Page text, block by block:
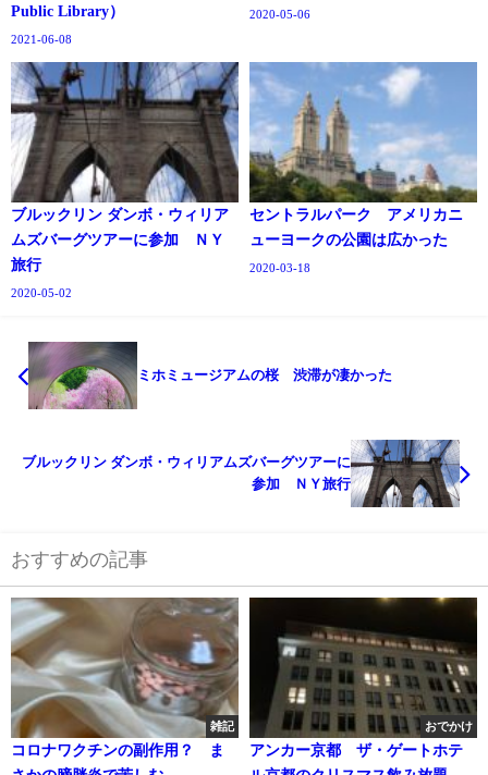
Public Library）
2021-06-08
2020-05-06
ブルックリン ダンボ・ウィリア
ムズバーグツアーに参加 ＮＹ
旅行
2020-05-02
セントラルパーク アメリカニ
ューヨークの公園は広かった
2020-03-18
ミホミュージアムの桜 渋滞が凄かった
ブルックリン ダンボ・ウィリアムズバーグツアーに
参加 ＮＹ旅行
おすすめの記事
雑記
コロナワクチンの副作用？ ま
おでかけ
アンカー京都 ザ・ゲートホテ